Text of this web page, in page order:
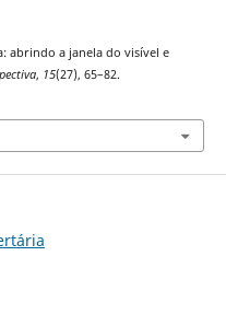
abrindo a janela do visível e
, 15(27), 65–82.